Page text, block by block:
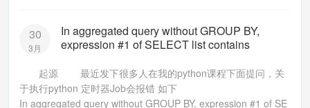
30
3月
In aggregated query without GROUP BY,
expression #1 of SELECT list contains
起源 最近发下很多人在我的python课程下面提问，关
于执行python 定时器Job会报错 如下
In aggregated query without GROUP BY, expression #1 of SE